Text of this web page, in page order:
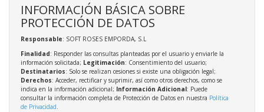
INFORMACIÓN BÁSICA SOBRE
PROTECCIÓN DE DATOS
Responsable: SOFT ROSES EMPORDA, S.L
Finalidad: Responder las consultas planteadas por el usuario y enviarle la
información solicitada; Legitimación: Consentimiento del usuario;
Destinatarios: Solo se realizan cesiones si existe una obligación legal;
Derechos: Acceder, rectificar y suprimir, así como otros derechos, como se
indica en la información adicional; Información Adicional: Puede
consultar la información completa de Protección de Datos en nuestra Política
de Privacidad.